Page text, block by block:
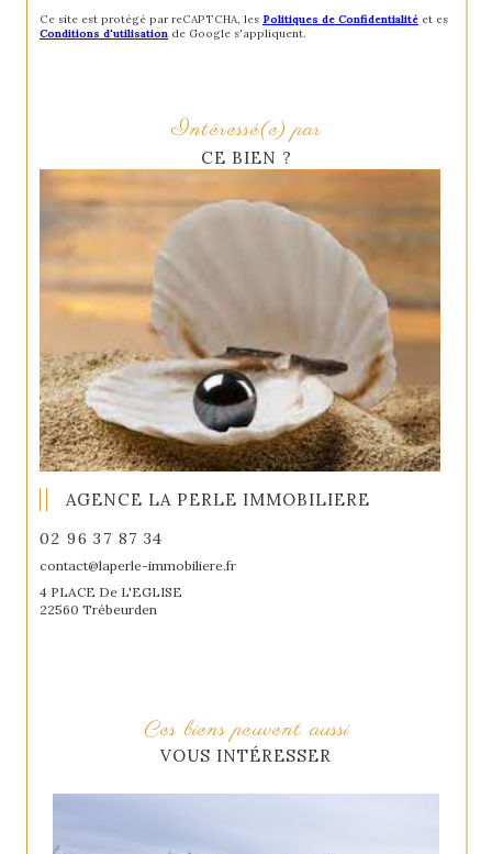
Ce site est protégé par reCAPTCHA, les Politiques de Confidentialité et es
Conditions d'utilisation de Google s'appliquent.
Intéressé(e) par
CE BIEN ?
AGENCE LA PERLE IMMOBILIERE
02 96 37 87 34
contact@laperle-immobiliere.fr
4 PLACE De L'EGLISE
22560 Trébeurden
Ces biens peuvent aussi
VOUS INTÉRESSER